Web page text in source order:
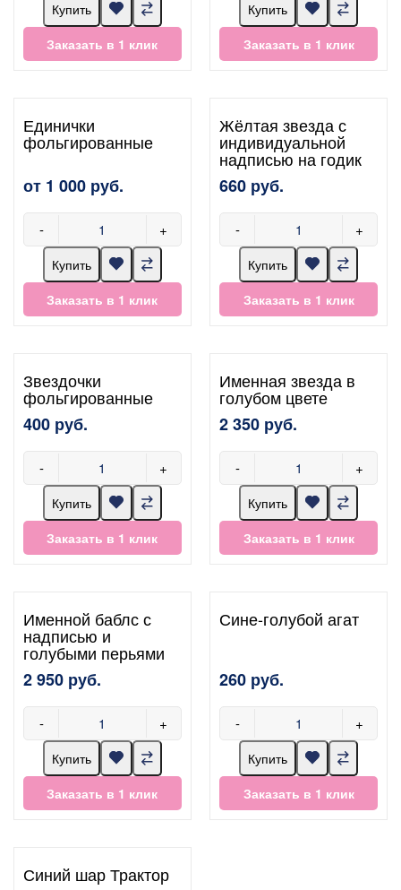
Купить
Заказать в 1 клик
Купить
Заказать в 1 клик
Единички
фольгированные
от 1 000 руб.
- +
Купить
Заказать в 1 клик
Жёлтая звезда с
индивидуальной
надписью на годик
660 руб.
- +
Купить
Заказать в 1 клик
Звездочки
фольгированные
400 руб.
- +
Купить
Заказать в 1 клик
Именная звезда в
голубом цвете
2 350 руб.
- +
Купить
Заказать в 1 клик
Именной баблс с
надписью и
голубыми перьями
2 950 руб.
- +
Купить
Заказать в 1 клик
Сине-голубой агат
260 руб.
- +
Купить
Заказать в 1 клик
Синий шар Трактор